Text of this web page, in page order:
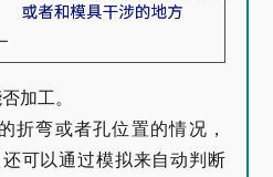
加工。
折弯或者孔位置的情况，
可以通过模拟来自动判断